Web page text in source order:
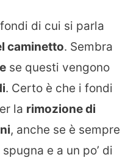
di cui si parla
caminetto. Sembra
se questi vengono
. Certo è che i fondi
la rimozione di
, anche se è sempre
e a un po’ di